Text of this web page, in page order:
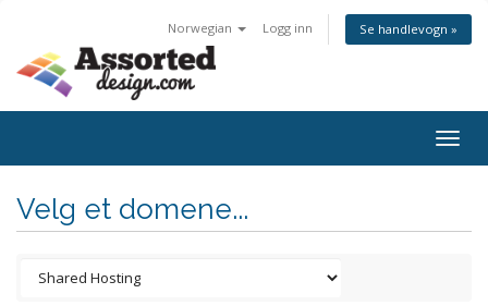
Norwegian Logg inn Se handlevogn »
Velg et domene...